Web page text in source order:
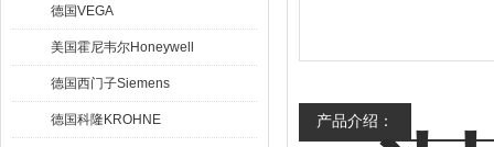
德国VEGA
美国霍尼韦尔Honeywell
德国西门子Siemens
德国科隆KROHNE 产品介绍：